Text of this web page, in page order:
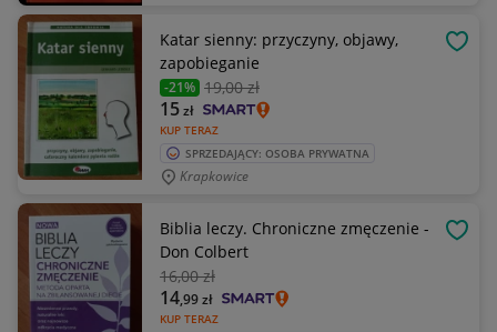
Katar sienny: przyczyny, objawy,
zapobieganie
-21% 19,00 zł
KUP TERAZ
15zł
SPRZEDAJĄCY: OSOBA PRYWATNA
Krapkowice
Biblia leczy. Chroniczne zmęczenie -
Don Colbert
16,00 zł
KUP TERAZ
14,99zł